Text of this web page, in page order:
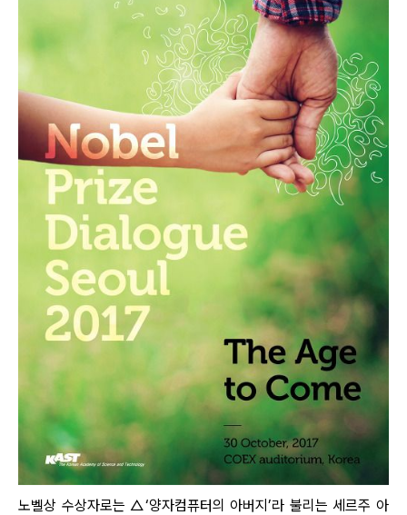
노벨상 수상자로는 △‘양자컴퓨터의 아버지’라 불리는 세르주 아